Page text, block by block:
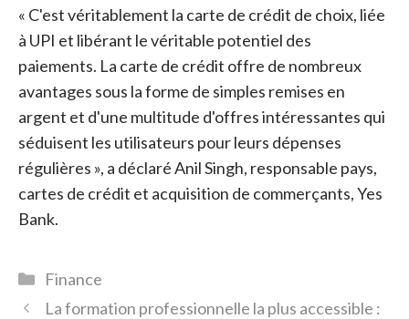
« C'est véritablement la carte de crédit de choix, liée
à UPI et libérant le véritable potentiel des
paiements. La carte de crédit offre de nombreux
avantages sous la forme de simples remises en
argent et d'une multitude d'offres intéressantes qui
séduisent les utilisateurs pour leurs dépenses
régulières », a déclaré Anil Singh, responsable pays,
cartes de crédit et acquisition de commerçants, Yes
Bank.
Catégories
Finance
La formation professionnelle la plus accessible :